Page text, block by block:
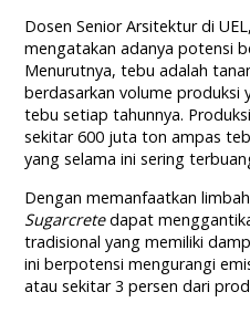
Dosen Senior Arsitektur di
mengatakan adanya potensi
Menurutnya, tebu adalah
berdasarkan volume produksi
tebu setiap tahunnya.
sekitar 600 juta ton ampas
yang selama ini sering
Dengan memanfaatkan
Sugarcretedapat
tradisional yang memiliki
ini berpotensi mengurangi
atau sekitar 3 persen dari